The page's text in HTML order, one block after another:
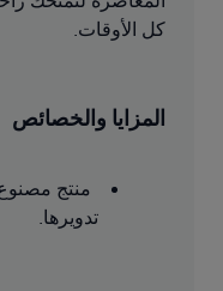
كل الأوقات.
المزايا والخصائص
تدويرها.